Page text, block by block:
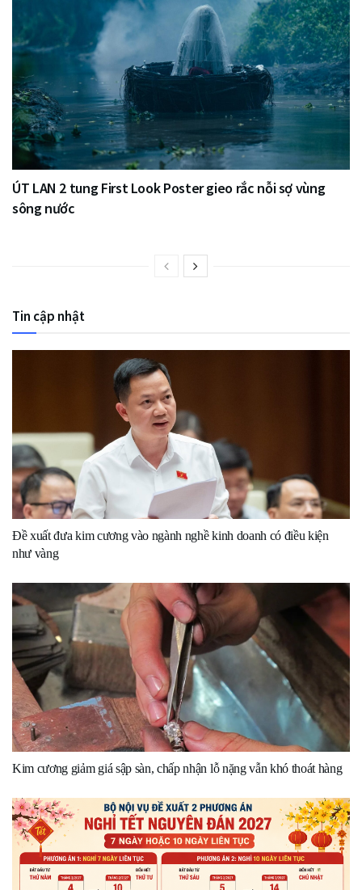
ÚT LAN 2 tung First Look Poster gieo rắc nỗi sợ vùng
sông nước
Tin cập nhật
Đề xuất đưa kim cương vào ngành nghề kinh doanh có điều kiện
như vàng
Kim cương giảm giá sập sàn, chấp nhận lỗ nặng vẫn khó thoát hàng